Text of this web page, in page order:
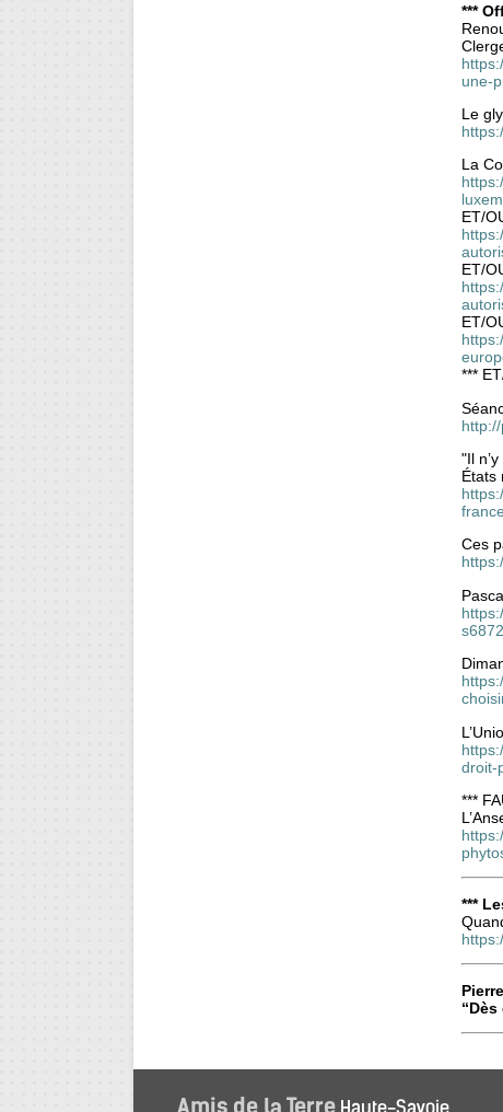
***
une-
Le
La
ET/
ET/
ET/
***
"Il
États
Ces
droit-
***
***
Pierre